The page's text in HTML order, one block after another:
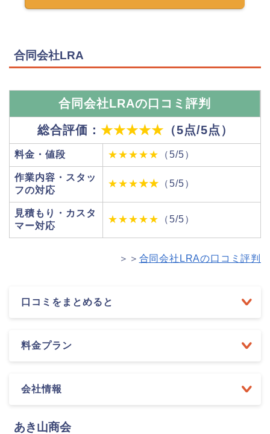
合同会社LRA
合同会社LRAの口コミ評判
総合評価： ★★★★★ （5点/5点）
料金・値段 ★★★★★ （5/5）
作業内容・スタッ
フの対応
★★★★★ （5/5）
見積もり・カスタ
マー対応
★★★★★ （5/5）
＞＞ 合同会社LRAの口コミ評判
口コミをまとめると
料金プラン
会社情報
あき山商会